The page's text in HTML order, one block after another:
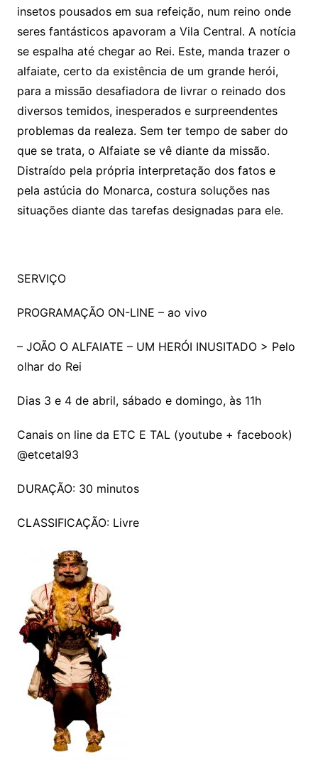
insetos pousados em sua refeição, num reino onde
seres fantásticos apavoram a Vila Central. A notícia
se espalha até chegar ao Rei. Este, manda trazer o
alfaiate, certo da existência de um grande herói,
para a missão desafiadora de livrar o reinado dos
diversos temidos, inesperados e surpreendentes
problemas da realeza. Sem ter tempo de saber do
que se trata, o Alfaiate se vê diante da missão.
Distraído pela própria interpretação dos fatos e
pela astúcia do Monarca, costura soluções nas
situações diante das tarefas designadas para ele.
SERVIÇO
PROGRAMAÇÃO ON-LINE – ao vivo
– JOÃO O ALFAIATE – UM HERÓI INUSITADO > Pelo
olhar do Rei
Dias 3 e 4 de abril, sábado e domingo, às 11h
Canais on line da ETC E TAL (youtube + facebook)
@etcetal93
DURAÇÃO: 30 minutos
CLASSIFICAÇÃO: Livre